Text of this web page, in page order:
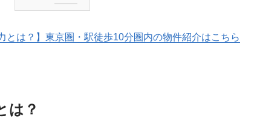
とは？】東京圏・駅徒歩10分圏内の物件紹介はこちら
は？